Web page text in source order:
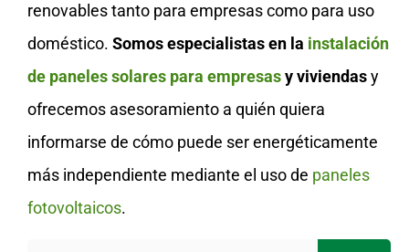
renovables tanto para empresas como para uso
doméstico. Somos especialistas en la instalación
de paneles solares para empresasy viviendasy
ofrecemos asesoramiento a quién quiera
informarse de cómo puede ser energéticamente
más independiente mediante el uso de paneles
fotovoltaicos.